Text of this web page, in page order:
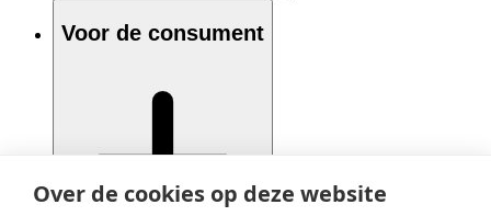
Over de cookies op deze website
Voor de consument